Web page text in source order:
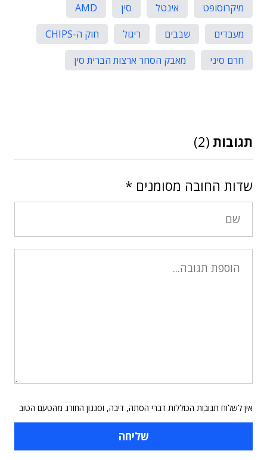
מיקרוסופט אינטל סין
AMD
מעבדים
שבבים ריגול
חוק ה-CHIPS
חרם סיני
מאבק הסחר ארצות הברית סין
תגובות (2)
שדות החובה מסומנים *
אין לשלוח תגובות הכוללות דברי הסתה, דיבה, וסגנון החורג מהטעם הטוב